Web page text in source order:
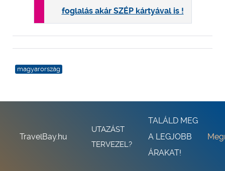
foglalás akár SZÉP kártyával is !
magyarország
TravelBay.hu
UTAZÁST
TERVEZEL?
TALÁLD MEG
A LEGJOBB
ÁRAKAT!